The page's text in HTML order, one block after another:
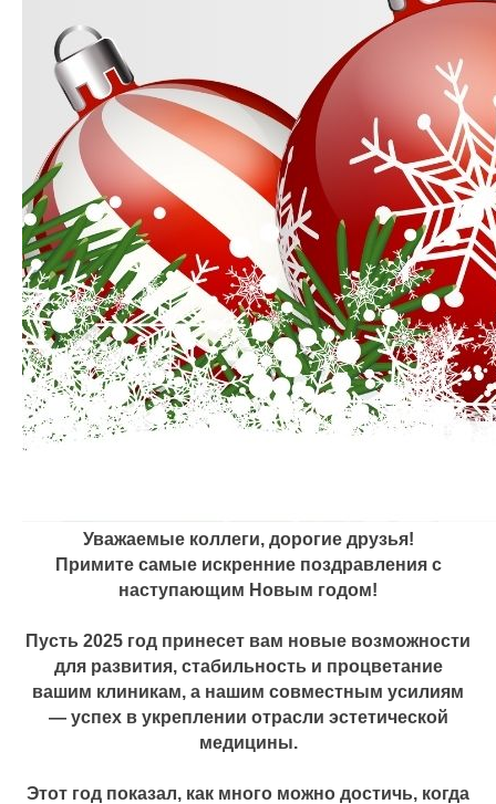
Уважаемые коллеги, дорогие друзья!
Примите самые искренние поздравления с
наступающим Новым годом!
Пусть 2025 год принесет вам новые возможности
для развития, стабильность и процветание
вашим клиникам, а нашим совместным усилиям
— успех в укреплении отрасли эстетической
медицины.
Этот год показал, как много можно достичь, когда